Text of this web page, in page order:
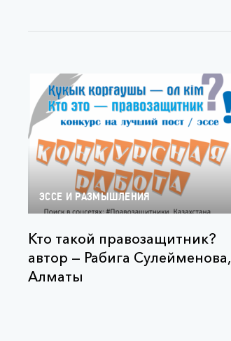
ЭССЕ И РАЗМЫШЛЕНИЯ
Кто такой правозащитник?
автор — Рабига Сулейменова,
Алматы